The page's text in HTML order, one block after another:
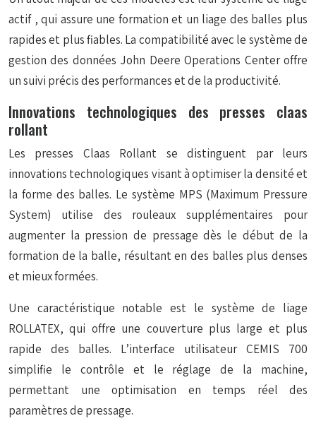
actif , qui assure une formation et un liage des balles plus
rapides et plus fiables. La compatibilité avec le système de
gestion des données John Deere Operations Center offre
un suivi précis des performances et de la productivité.
Innovations technologiques des presses claas
rollant
Les presses Claas Rollant se distinguent par leurs
innovations technologiques visant à optimiser la densité et
la forme des balles. Le système MPS (Maximum Pressure
System) utilise des rouleaux supplémentaires pour
augmenter la pression de pressage dès le début de la
formation de la balle, résultant en des balles plus denses
et mieux formées.
Une caractéristique notable est le système de liage
ROLLATEX, qui offre une couverture plus large et plus
rapide des balles. L’interface utilisateur CEMIS 700
simplifie le contrôle et le réglage de la machine,
permettant une optimisation en temps réel des
paramètres de pressage.